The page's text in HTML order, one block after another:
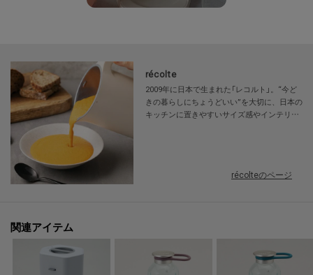
耐熱/耐冷温度:--
その他:--
【主な製品仕様】
重量:約1.2kg
電源:100V 50/60Hz
消費電力:35W
コード長:約1.5ｍ
※照明の関係により、実際よりも色味が違って見える場合があります。ま
が異なる場合もございます。
récolte
2009年に日本で生まれた「レコルト」。“今ど
きの暮らしにちょうどいい”を大切に、日本の
キッチンに置きやすいサイズ感やインテリア
いて、ふふっとうれしい気分に。毎日の料理
récolteのページ
関連アイテム